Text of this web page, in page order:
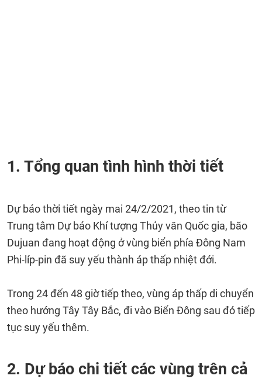
1. Tổng quan tình hình thời tiết
Dự báo thời tiết ngày mai 24/2/2021, theo tin từ
Trung tâm Dự báo Khí tượng Thủy văn Quốc gia, bão
Dujuan đang hoạt động ở vùng biển phía Đông Nam
Phi-líp-pin đã suy yếu thành áp thấp nhiệt đới.
Trong 24 đến 48 giờ tiếp theo, vùng áp thấp di chuyển
theo hướng Tây Tây Bắc, đi vào Biển Đông sau đó tiếp
tục suy yếu thêm.
2. Dự báo chi tiết các vùng trên cả